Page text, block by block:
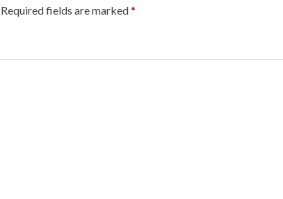
Required fields are marked*